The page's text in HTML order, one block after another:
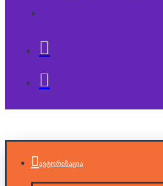
ავტორიზაცია